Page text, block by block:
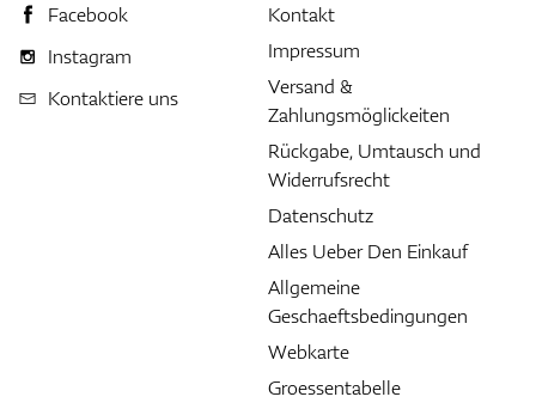
Facebook
Instagram
Kontaktiere uns
Kontakt
Impressum
Versand &
Zahlungsmöglickeiten
Rückgabe, Umtausch und
Widerrufsrecht
Datenschutz
Alles Ueber Den Einkauf
Allgemeine
Geschaeftsbedingungen
Webkarte
Groessentabelle